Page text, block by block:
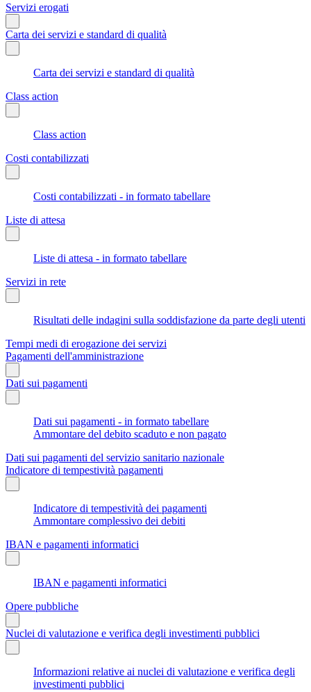
Servizi erogati
Carta dei servizi e standard di qualità
Carta dei servizi e standard di qualità
Class action
Class action
Costi contabilizzati
Costi contabilizzati - in formato tabellare
Liste di attesa
Liste di attesa - in formato tabellare
Servizi in rete
Risultati delle indagini sulla soddisfazione da parte degli utenti
Tempi medi di erogazione dei servizi
Pagamenti dell'amministrazione
Dati sui pagamenti
Dati sui pagamenti - in formato tabellare
Ammontare del debito scaduto e non pagato
Dati sui pagamenti del servizio sanitario nazionale
Indicatore di tempestività pagamenti
Indicatore di tempestività dei pagamenti
Ammontare complessivo dei debiti
IBAN e pagamenti informatici
IBAN e pagamenti informatici
Opere pubbliche
Nuclei di valutazione e verifica degli investimenti pubblici
Informazioni relative ai nuclei di valutazione e verifica degli
investimenti pubblici